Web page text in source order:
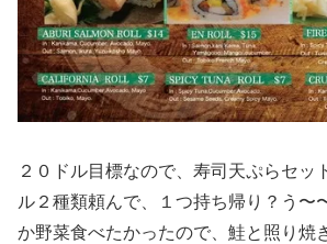
２０ドル目標なので、寿司天ぷらセッ
ル２種類頼んで、１つ持ち帰り？う〜
か野菜食べたかったので、鮭と照り焼